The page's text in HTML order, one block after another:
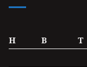
H B T